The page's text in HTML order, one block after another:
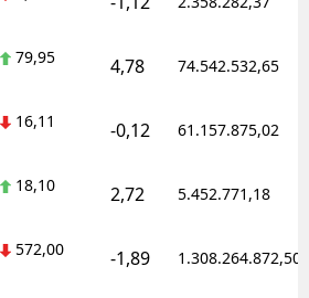
79,95 4,78 74.542.532,65
16,11 -0,12 61.157.875,02
18,10 2,72 5.452.771,18
572,00 -1,89 1.308.264.872,50